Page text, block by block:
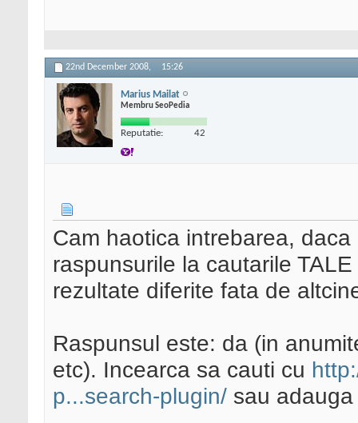
22nd December 2008, 15:26
Marius Mailat
Membru SeoPedia
Reputatie: 42
Cam haotica intrebarea,
raspunsurile la cautarile
rezultate diferite fata de
Raspunsul este: da (in
etc). Incearca sa cauti cu
p...search-plugin/ sau